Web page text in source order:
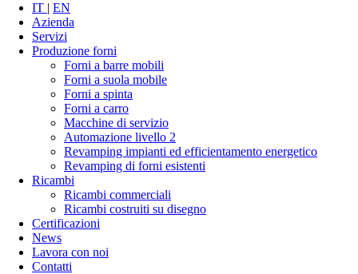
IT | EN
Azienda
Servizi
Produzione forni
Forni a barre mobili
Forni a suola mobile
Forni a spinta
Forni a carro
Macchine di servizio
Automazione livello 2
Revamping impianti ed efficientamento energetico
Revamping di forni esistenti
Ricambi
Ricambi commerciali
Ricambi costruiti su disegno
Certificazioni
News
Lavora con noi
Contatti